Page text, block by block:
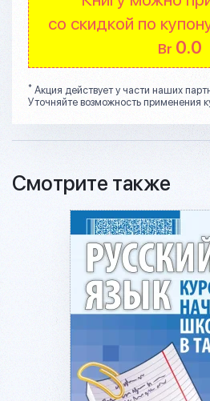
со скидкой по
Br 0.0
* Акция действует у части наших
Уточняйте возможность применения
Смотрите также